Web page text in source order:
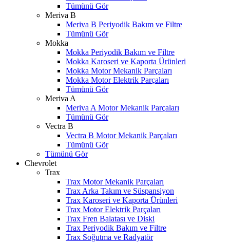
Tümünü Gör
Meriva B
Meriva B Periyodik Bakım ve Filtre
Tümünü Gör
Mokka
Mokka Periyodik Bakım ve Filtre
Mokka Karoseri ve Kaporta Ürünleri
Mokka Motor Mekanik Parçaları
Mokka Motor Elektrik Parçaları
Tümünü Gör
Meriva A
Meriva A Motor Mekanik Parçaları
Tümünü Gör
Vectra B
Vectra B Motor Mekanik Parçaları
Tümünü Gör
Tümünü Gör
Chevrolet
Trax
Trax Motor Mekanik Parçaları
Trax Arka Takım ve Süspansiyon
Trax Karoseri ve Kaporta Ürünleri
Trax Motor Elektrik Parçaları
Trax Fren Balatası ve Diski
Trax Periyodik Bakım ve Filtre
Trax Soğutma ve Radyatör